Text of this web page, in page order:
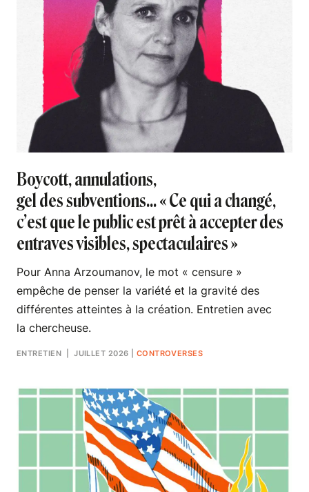
Boycott, annulations,
gel des subventions... « Ce qui a changé,
c’est que le public est prêt à accepter des
entraves visibles, spectaculaires »
Pour Anna Arzoumanov, le mot « censure »
empêche de penser la variété et la gravité des
différentes atteintes à la création. Entretien avec
la chercheuse.
ENTRETIEN| JUILLET 2026 CONTROVERSES